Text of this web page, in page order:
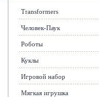
Transformers
Человек-Паук
Роботы
Куклы
Игровой набор
Мягкая игрушка